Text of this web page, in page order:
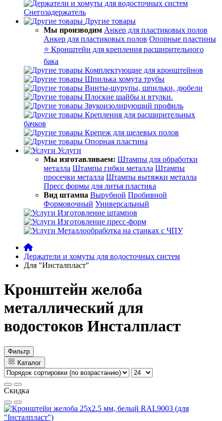
Снегозадержатель
Другие товары
Мы производим Анкер для пластиковых полов
Анкер для пластиковых полов Опорные пластины
⭐ Кронштейн для крепления расширительного
бака
Комплектующие для кронштейнов
Шпилька хомута трубы
Винты-шурупы, шпильки, дюбели
Плоские шайбы и втулки.
Звукоизолирующий профиль
Крепления для расширительных
бачков
Крепеж для щелевых полов
Опорная пластина
Услуги
Мы изготавливаем: Штампы для обработки
металла Штампы гибки металла Штампы
просечки металла Штампы вытяжки металла
Пресс формы для литья пластика
Вид штампа Вырубной Пробивной
Формовочный Универсальный
Изготовление штампов
Изготовление пресс-форм
Металлообработка на станках с ЧПУ
Держатели и хомуты для водосточных систем
Для "Инсталпласт"
Кронштейн желоба
металлический для
водостоков Инсталпласт
Фильтр
Каталог
Скидка